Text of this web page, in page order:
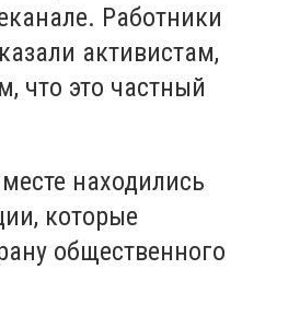
Работники
активистам,
что это частный
находились
которые
общественного